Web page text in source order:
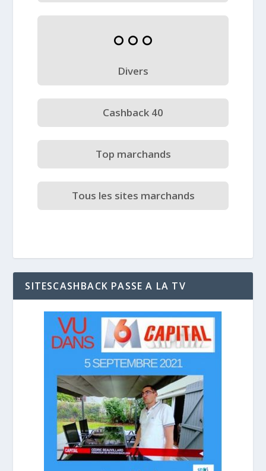
Divers
Cashback 40
Top marchands
Tous les sites marchands
SITESCASHBACK PASSE A LA TV